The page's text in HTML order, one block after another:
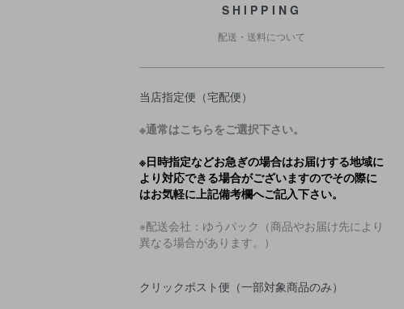
SHIPPING
配送・送料について
当店指定便（宅配便）
※通常はこちらをご選択下さい。
※日時指定などお急ぎの場合はお届けする地域に
より対応できる場合がございますのでその際に
はお気軽に上記備考欄へご記入下さい。
※配送会社：ゆうパック（商品やお届け先により
異なる場合があります。）
クリックポスト便（一部対象商品のみ）